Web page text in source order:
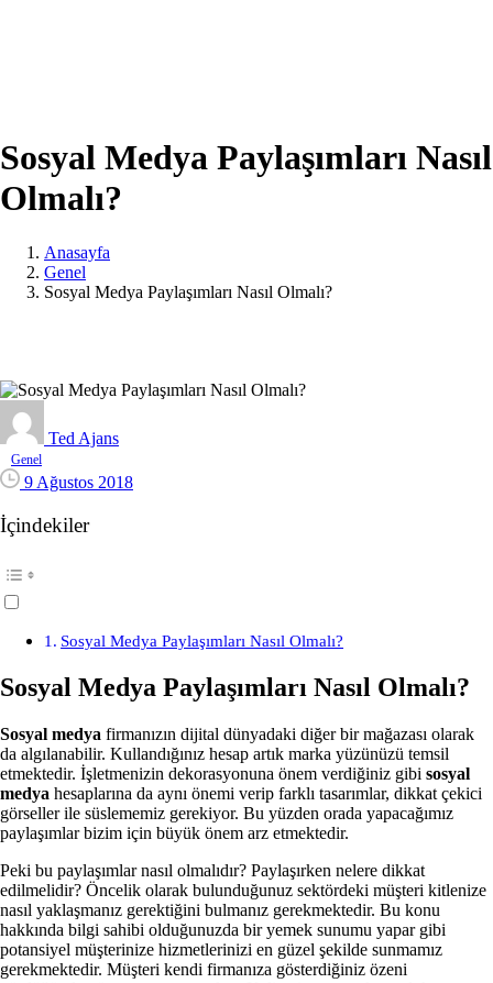
Sosyal Medya Paylaşımları Nasıl
Olmalı?
Anasayfa
Genel
Sosyal Medya Paylaşımları Nasıl Olmalı?
Ted Ajans
Genel
9 Ağustos 2018
İçindekiler
Sosyal Medya Paylaşımları Nasıl Olmalı?
Sosyal Medya Paylaşımları Nasıl Olmalı?
Sosyal medya firmanızın dijital dünyadaki diğer bir mağazası olarak
da algılanabilir. Kullandığınız hesap artık marka yüzünüzü temsil
etmektedir. İşletmenizin dekorasyonuna önem verdiğiniz gibi sosyal
medya hesaplarına da aynı önemi verip farklı tasarımlar, dikkat çekici
görseller ile süslememiz gerekiyor. Bu yüzden orada yapacağımız
paylaşımlar bizim için büyük önem arz etmektedir.
Peki bu paylaşımlar nasıl olmalıdır? Paylaşırken nelere dikkat
edilmelidir? Öncelik olarak bulunduğunuz sektördeki müşteri kitlenize
nasıl yaklaşmanız gerektiğini bulmanız gerekmektedir. Bu konu
hakkında bilgi sahibi olduğunuzda bir yemek sunumu yapar gibi
potansiyel müşterinize hizmetlerinizi en güzel şekilde sunmamız
gerekmektedir. Müşteri kendi firmanıza gösterdiğiniz özeni